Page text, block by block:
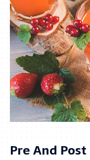
Pre And